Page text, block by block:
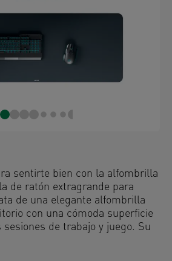
sentirte bien con la alfombrilla
de ratón extragrande para
de una elegante alfombrilla
con una cómoda superficie
de trabajo y juego. Su
de 100 x 40 cm ofrece